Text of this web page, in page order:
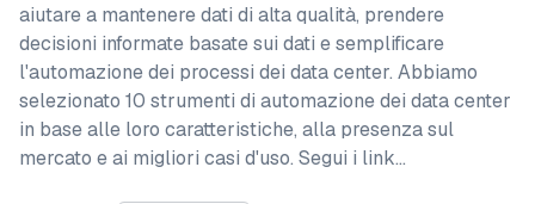
aiutare a mantenere dati di alta qualità, prendere
decisioni informate basate sui dati e semplificare
l'automazione dei processi dei data center. Abbiamo
selezionato 10 strumenti di automazione dei data center
in base alle loro caratteristiche, alla presenza sul
mercato e ai migliori casi d'uso. Segui i link…